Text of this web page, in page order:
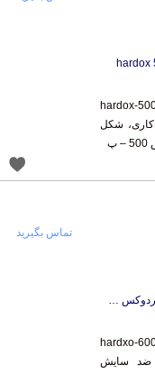
فروش ورق هاردوکس 500- فولاد هاردوکس 500-hardox
((قیمت مناسب)) ورق هاردوکس 500 در ماشین کاری، شکل
ورق هاردوکس 600-فولاد هاردوکس 600-قیمت هاردوکس 600
فروش ورق هاردوکس 600-فولاد هاردوکس 600-hardxo
((قیمت مناسب)) ورق هاردوکس 600- فولاد ضد سایش
هاردوکس 600 از ضربه پذیری منحصر به فرد بالایی برخوردار
تماس بگیرید